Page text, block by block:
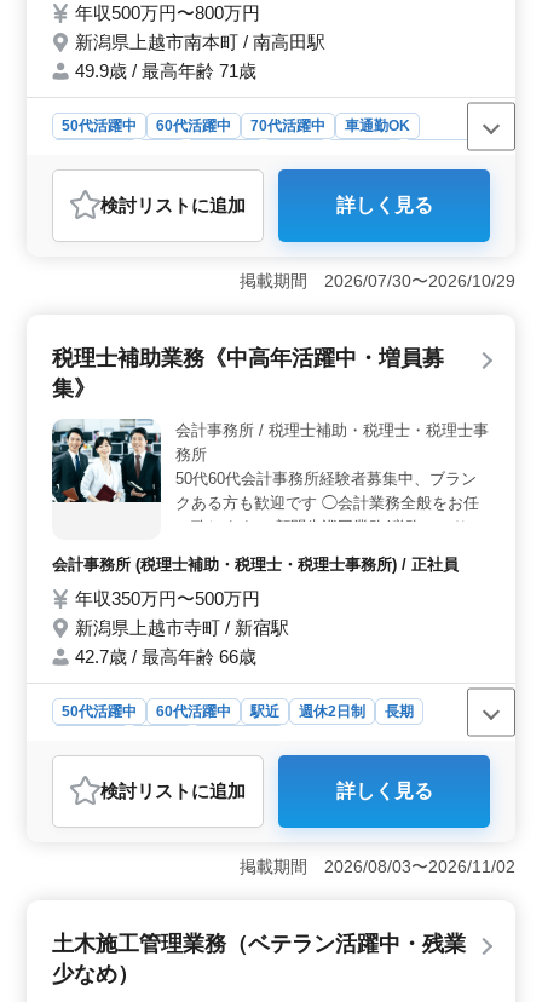
給（上限なし） シニア世代が活躍していま
す！ 年齢関係なく、技術をお持ちの方が輝
ける職場です！
年収500万円〜800万円
新潟県上越市南本町 / 南高田駅
49.9歳 / 最高年齢 71歳
50代活躍中 60代活躍中 70代活躍中
車通勤OK
派遣社員
おすすめポイント
＜無理なく働ける環境＞ 完全週休2日制（土日祝休み）
で年間休日123日と、しっかり休みを確保できる環境で
す。年末年始休暇・GW休暇・夏季休暇もあり、メリハリ
提案、現場管理（品質チェック・工程調整）、工事書類
の作成を担当します。これまでの建築施工管理経験を活
る環境＞ 車通勤が可能で、通勤手段を選びながら働け
ます。交通費は実費で支給（上限なし）しており、通勤
負担を抑えて働けます。賞与を用意しており、雇用・労
災・健康・厚生年金・財形などの制度も整っているた
め、安心して長く働ける環境です。
検討リスト に追加 詳しく見る
掲載期間 2026/07/30〜2026/10/29
税理士補助業務《中高年活躍中・増員募
集》
会計事務所 / 税理士補助・税理士・税理士事
務所
50代60代会計事務所経験者募集中、ブラン
クある方も歓迎です ◯会計業務全般をお任
せ致します ・顧問先巡回業務(税務コンサル
(法人税・消費税・所得税) ・確定申告時期の
対応(個人事業主や企業役員) ・年末調整や法
定調書の作成 ・会計ソフト入力 ・給与計算
・社会保険、労働保険関係業務
会計事務所 (税理士補助・税理士・税理士事務所) / 正社員
年収350万円〜500万円
新潟県上越市寺町 / 新宿駅
42.7歳 / 最高年齢 66歳
50代活躍中 60代活躍中 駅近 週休2日制
長期
おすすめポイント
＜経験者重視＞ 税理士補助業務で50代60代の方が活躍
中です。経験者募集で、ブランクある方も歓迎していま
を担当していただきます。顧問先巡回業務から各種申告
す。年収350〜500万円、通勤手当も支給されます。禁煙
環境で雇用・労災・健康・厚生の福利厚生も充実してい
ます。労働時間や残業も適度に調整されています。これ
検討リスト に追加 詳しく見る
掲載期間 2026/08/03〜2026/11/02
土木施工管理業務（ベテラン活躍中・残業
少なめ）